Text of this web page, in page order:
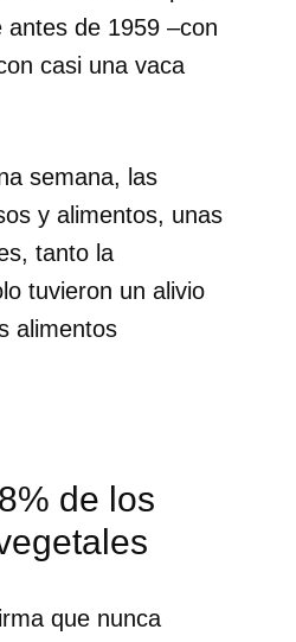
de 1959 –con
casi una vaca
semana, las
y alimentos, unas
tanto la
tuvieron un alivio
alimentos
de los
que nunca